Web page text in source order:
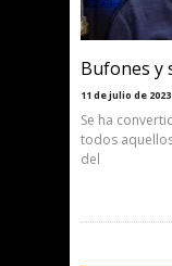
Bufones y
11 de julio de
Se ha
todos
del